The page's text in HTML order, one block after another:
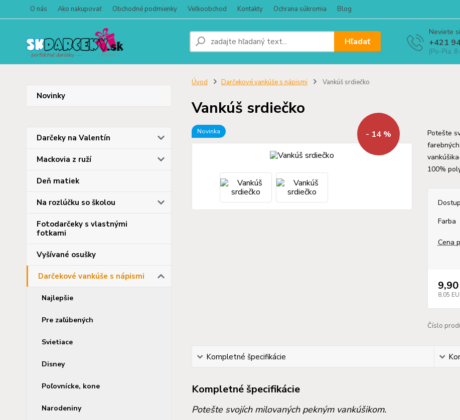
O nás Ako nakupovať Obchodné podmienky Veľkoobchod Kontakty Ochrana súkromia Blog
Hľadať
Neviete
+421
(Po-Pia,
Novinky
Darčeky na Valentín
Mackovia z ruží
Deň matiek
Na rozlúčku so školou
Fotodarčeky s vlastnými
fotkami
Vyšívané osušky
Darčekové vankúše s nápismi
Najlepšie
Pre zaľúbených
Svietiace
Disney
Poľovnícke, kone
Narodeniny
Úvod Darčekové vankúše s nápismi Vankúš srdiečko
Vankúš srdiečko
Novinka - 14 %
Potešte
100%
Farba
Cena
8,05
Číslo
Kompletné špecifikácie
Kompletné špecifikácie
Potešte svojích milovaných pekným vankúšikom.